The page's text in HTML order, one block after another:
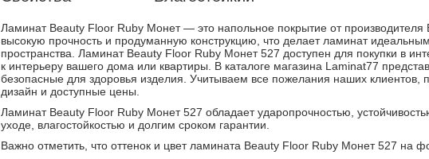
Ламинат Beauty Floor Ruby Монет — это напольное покрытие от производителя
высокую прочность и продуманную конструкцию, что делает ламинат
пространства. Ламинат Beauty Floor Ruby Монет 527 доступен для покупки в
к интерьеру вашего дома или квартиры. В каталоге магазина Laminat77
безопасные для здоровья изделия. Учитываем все пожелания наших клиентов,
дизайн и доступные цены.
Ламинат Beauty Floor Ruby Монет 527 обладает ударопрочностью,
уходе, влагостойкостью и долгим сроком гарантии.
Важно отметить, что оттенок и цвет ламината Beauty Floor Ruby Монет 527 на